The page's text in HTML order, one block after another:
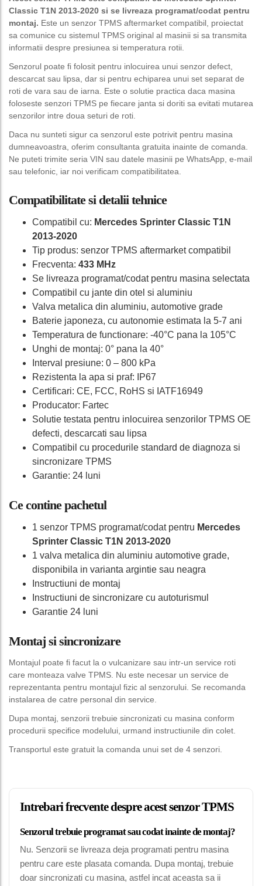
Classic T1N 2013-2020 si se livreaza programat/codat pentru
montaj. Este un senzor TPMS aftermarket compatibil, proiectat
sa comunice cu sistemul TPMS original al masinii si sa transmita
informatii despre presiunea si temperatura rotii.
Senzorul poate fi folosit pentru inlocuirea unui senzor defect,
descarcat sau lipsa, dar si pentru echiparea unui set separat de
roti de vara sau de iarna. Este o solutie practica daca masina
foloseste senzori TPMS pe fiecare janta si doriti sa evitati mutarea
senzorilor intre doua seturi de roti.
Daca nu sunteti sigur ca senzorul este potrivit pentru masina
dumneavoastra, oferim consultanta gratuita inainte de comanda.
Ne puteti trimite seria VIN sau datele masinii pe WhatsApp, e-mail
sau telefonic, iar noi verificam compatibilitatea.
Compatibilitate si detalii tehnice
Compatibil cu: Mercedes Sprinter Classic T1N
2013-2020
Tip produs: senzor TPMS aftermarket compatibil
Frecventa: 433 MHz
Se livreaza programat/codat pentru masina selectata
Compatibil cu jante din otel si aluminiu
Valva metalica din aluminiu, automotive grade
Baterie japoneza, cu autonomie estimata la 5-7 ani
Temperatura de functionare: -40°C pana la 105°C
Unghi de montaj: 0° pana la 40°
Interval presiune: 0 – 800 kPa
Rezistenta la apa si praf: IP67
Certificari: CE, FCC, RoHS si IATF16949
Producator: Fartec
Solutie testata pentru inlocuirea senzorilor TPMS OE
defecti, descarcati sau lipsa
Compatibil cu procedurile standard de diagnoza si
sincronizare TPMS
Garantie: 24 luni
Ce contine pachetul
1 senzor TPMS programat/codat pentru Mercedes
Sprinter Classic T1N 2013-2020
1 valva metalica din aluminiu automotive grade,
disponibila in varianta argintie sau neagra
Instructiuni de montaj
Instructiuni de sincronizare cu autoturismul
Garantie 24 luni
Montaj si sincronizare
Montajul poate fi facut la o vulcanizare sau intr-un service roti
care monteaza valve TPMS. Nu este necesar un service de
reprezentanta pentru montajul fizic al senzorului. Se recomanda
instalarea de catre personal din service.
Dupa montaj, senzorii trebuie sincronizati cu masina conform
procedurii specifice modelului, urmand instructiunile din colet.
Transportul este gratuit la comanda unui set de 4 senzori.
Intrebari frecvente despre acest senzor TPMS
Senzorul trebuie programat sau codat inainte de montaj?
Nu. Senzorii se livreaza deja programati pentru masina
pentru care este plasata comanda. Dupa montaj, trebuie
doar sincronizati cu masina, astfel incat aceasta sa ii